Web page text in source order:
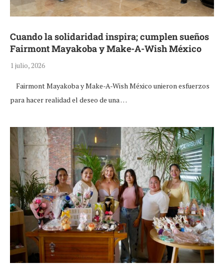
Cuando la solidaridad inspira; cumplen sueños
Fairmont Mayakoba y Make-A-Wish México
1 julio, 2026
Fairmont Mayakoba y Make-A-Wish México unieron esfuerzos
para hacer realidad el deseo de una …